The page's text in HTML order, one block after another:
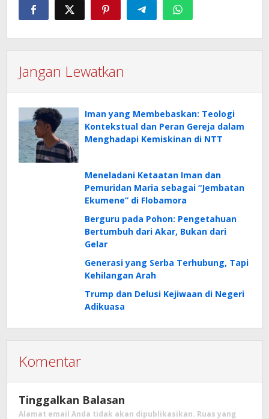
Jangan Lewatkan
Iman yang Membebaskan: Teologi
Kontekstual dan Peran Gereja dalam
Menghadapi Kemiskinan di NTT
Meneladani Ketaatan Iman dan
Pemuridan Maria sebagai “Jembatan
Ekumene” di Flobamora
Berguru pada Pohon: Pengetahuan
Bertumbuh dari Akar, Bukan dari
Gelar
Generasi yang Serba Terhubung, Tapi
Kehilangan Arah
Trump dan Delusi Kejiwaan di Negeri
Adikuasa
Komentar
Tinggalkan Balasan
Alamat email Anda tidak akan dipublikasikan. Ruas yang